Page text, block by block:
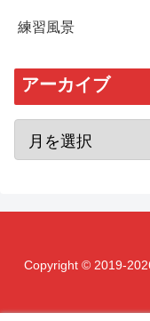
練習風景
アーカイブ
Copyright © 2019-